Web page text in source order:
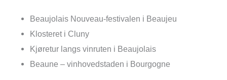
Beaujolais Nouveau-festivalen i Beaujeu
Klosteret i Cluny
Kjøretur langs vinruten i Beaujolais
Beaune – vinhovedstaden i Bourgogne